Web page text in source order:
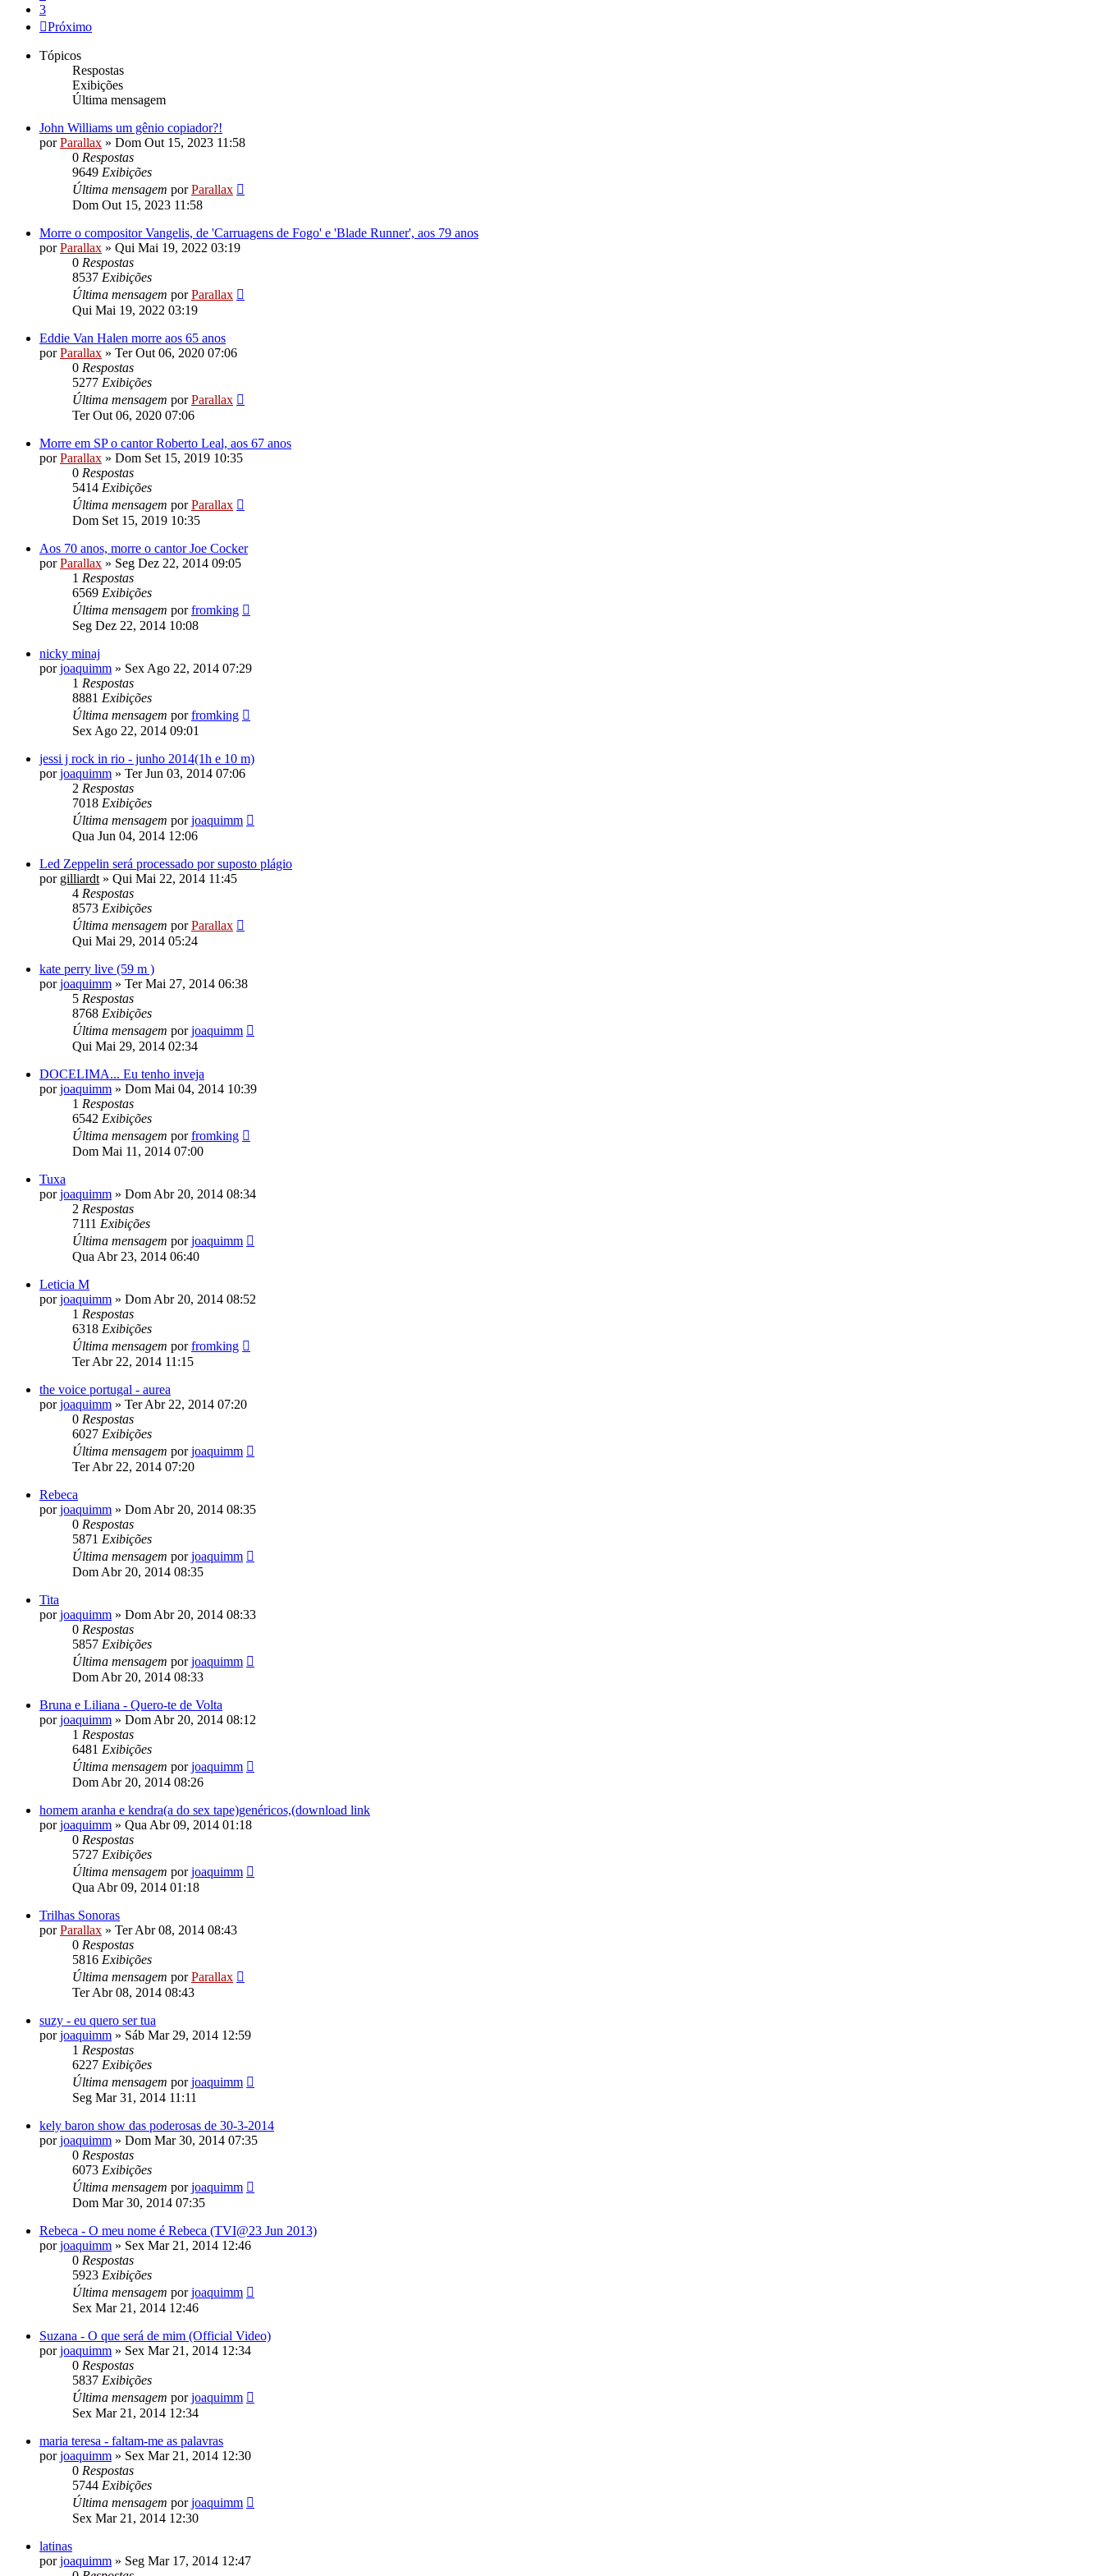
3
Próximo
Tópicos
Respostas
Exibições
Última mensagem
John Williams um gênio copiador?!
porParallax » Dom Out 15, 2023 11:58
0 Respostas
9649 Exibições
Última mensagem porParallax
Dom Out 15, 2023 11:58
Morre o compositor Vangelis, de 'Carruagens de Fogo' e 'Blade Runner', aos 79 anos
porParallax » Qui Mai 19, 2022 03:19
0 Respostas
8537 Exibições
Última mensagem porParallax
Qui Mai 19, 2022 03:19
Eddie Van Halen morre aos 65 anos
porParallax » Ter Out 06, 2020 07:06
0 Respostas
5277 Exibições
Última mensagem porParallax
Ter Out 06, 2020 07:06
Morre em SP o cantor Roberto Leal, aos 67 anos
porParallax » Dom Set 15, 2019 10:35
0 Respostas
5414 Exibições
Última mensagem porParallax
Dom Set 15, 2019 10:35
Aos 70 anos, morre o cantor Joe Cocker
porParallax » Seg Dez 22, 2014 09:05
1 Respostas
6569 Exibições
Última mensagem porfromking
Seg Dez 22, 2014 10:08
nicky minaj
porjoaquimm » Sex Ago 22, 2014 07:29
1 Respostas
8881 Exibições
Última mensagem porfromking
Sex Ago 22, 2014 09:01
jessi j rock in rio - junho 2014(1h e 10 m)
porjoaquimm » Ter Jun 03, 2014 07:06
2 Respostas
7018 Exibições
Última mensagem porjoaquimm
Qua Jun 04, 2014 12:06
Led Zeppelin será processado por suposto plágio
por gilliardt » Qui Mai 22, 2014 11:45
4 Respostas
8573 Exibições
Última mensagem porParallax
Qui Mai 29, 2014 05:24
kate perry live (59 m )
porjoaquimm » Ter Mai 27, 2014 06:38
5 Respostas
8768 Exibições
Última mensagem porjoaquimm
Qui Mai 29, 2014 02:34
DOCELIMA... Eu tenho inveja
porjoaquimm » Dom Mai 04, 2014 10:39
1 Respostas
6542 Exibições
Última mensagem porfromking
Dom Mai 11, 2014 07:00
Tuxa
porjoaquimm » Dom Abr 20, 2014 08:34
2 Respostas
7111 Exibições
Última mensagem porjoaquimm
Qua Abr 23, 2014 06:40
Leticia M
porjoaquimm » Dom Abr 20, 2014 08:52
1 Respostas
6318 Exibições
Última mensagem porfromking
Ter Abr 22, 2014 11:15
the voice portugal - aurea
porjoaquimm » Ter Abr 22, 2014 07:20
0 Respostas
6027 Exibições
Última mensagem porjoaquimm
Ter Abr 22, 2014 07:20
Rebeca
porjoaquimm » Dom Abr 20, 2014 08:35
0 Respostas
5871 Exibições
Última mensagem porjoaquimm
Dom Abr 20, 2014 08:35
Tita
porjoaquimm » Dom Abr 20, 2014 08:33
0 Respostas
5857 Exibições
Última mensagem porjoaquimm
Dom Abr 20, 2014 08:33
Bruna e Liliana - Quero-te de Volta
porjoaquimm » Dom Abr 20, 2014 08:12
1 Respostas
6481 Exibições
Última mensagem porjoaquimm
Dom Abr 20, 2014 08:26
homem aranha e kendra(a do sex tape)genéricos,(download link
porjoaquimm » Qua Abr 09, 2014 01:18
0 Respostas
5727 Exibições
Última mensagem porjoaquimm
Qua Abr 09, 2014 01:18
Trilhas Sonoras
porParallax » Ter Abr 08, 2014 08:43
0 Respostas
5816 Exibições
Última mensagem porParallax
Ter Abr 08, 2014 08:43
suzy - eu quero ser tua
porjoaquimm » Sáb Mar 29, 2014 12:59
1 Respostas
6227 Exibições
Última mensagem porjoaquimm
Seg Mar 31, 2014 11:11
kely baron show das poderosas de 30-3-2014
porjoaquimm » Dom Mar 30, 2014 07:35
0 Respostas
6073 Exibições
Última mensagem porjoaquimm
Dom Mar 30, 2014 07:35
Rebeca - O meu nome é Rebeca (TVI@23 Jun 2013)
porjoaquimm » Sex Mar 21, 2014 12:46
0 Respostas
5923 Exibições
Última mensagem porjoaquimm
Sex Mar 21, 2014 12:46
Suzana - O que será de mim (Official Video)
porjoaquimm » Sex Mar 21, 2014 12:34
0 Respostas
5837 Exibições
Última mensagem porjoaquimm
Sex Mar 21, 2014 12:34
maria teresa - faltam-me as palavras
porjoaquimm » Sex Mar 21, 2014 12:30
0 Respostas
5744 Exibições
Última mensagem porjoaquimm
Sex Mar 21, 2014 12:30
latinas
porjoaquimm » Seg Mar 17, 2014 12:47